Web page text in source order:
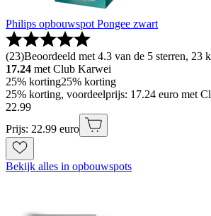
Philips opbouwspot Pongee zwart
(23)Beoordeeld met 4.3 van de 5 sterren, 23
17.24 met Club Karwei
25% korting25% korting
25% korting, voordeelprijs: 17.24 euro met
22.99
Prijs: 22.99 euro
Bekijk alles in opbouwspots